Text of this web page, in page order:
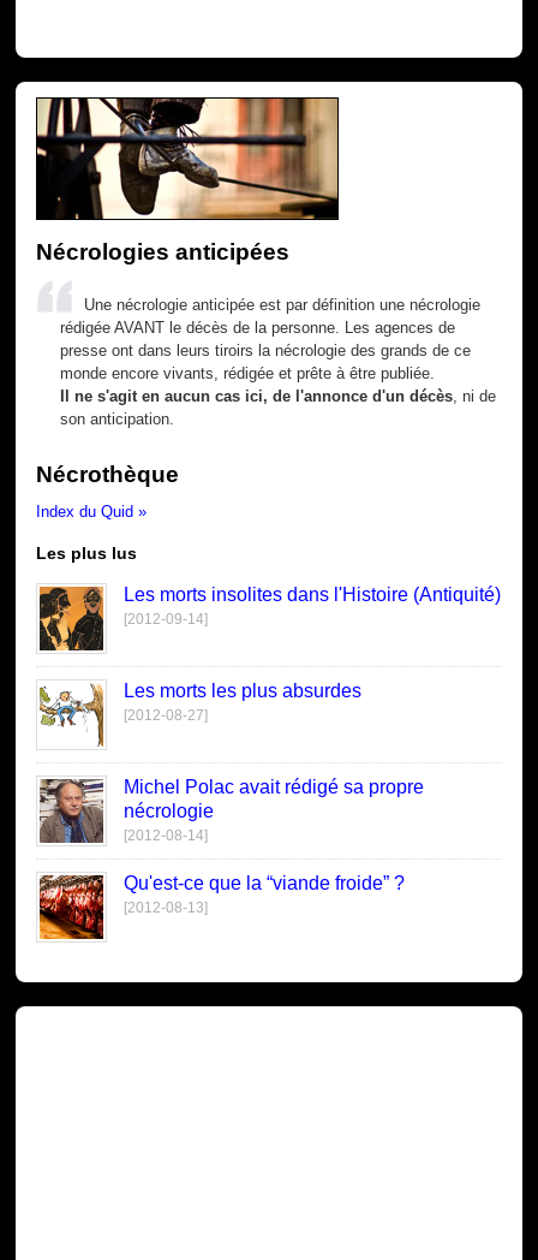
Nécrologies anticipées
Une nécrologie anticipée est par définition une nécrologie
rédigée AVANT le décès de la personne. Les agences de
presse ont dans leurs tiroirs la nécrologie des grands de ce
monde encore vivants, rédigée et prête à être publiée.
Il ne s'agit en aucun cas ici, de l'annonce d'un décès , ni de
son anticipation.
Nécrothèque
Index du Quid »
Les plus lus
Les morts insolites dans l'Histoire (Antiquité)
[2012-09-14]
Les morts les plus absurdes
[2012-08-27]
Michel Polac avait rédigé sa propre
nécrologie
[2012-08-14]
Qu'est-ce que la “viande froide” ?
[2012-08-13]